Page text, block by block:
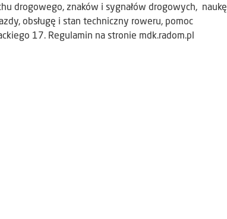
drogowego, znaków i sygnałów drogowych, naukę
obsługę i stan techniczny roweru, pomoc
17. Regulamin na stronie mdk.radom.pl